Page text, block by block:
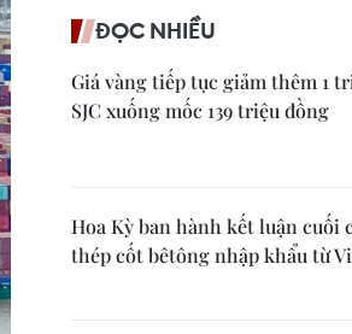
ĐỌC NHIỀU
Giá vàng tiếp tục giảm thêm 1
SJC xuống mốc 139 triệu đồng
Hoa Kỳ ban hành kết luận cuối
thép cốt bêtông nhập khẩu từ